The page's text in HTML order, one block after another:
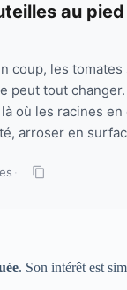
au
coup, les
peut tout
là où les racines
arroser en
·
. Son intérêt est